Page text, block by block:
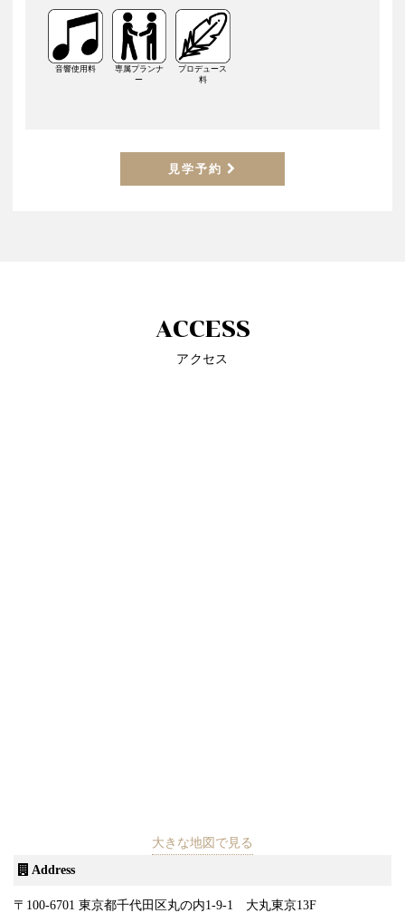
音響使用料
専属プランナ
ー
プロデュース
料
見学予約
ACCESS
アクセス
大きな地図で見る
Address
〒100-6701 東京都千代田区丸の内1-9-1 大丸東京13F